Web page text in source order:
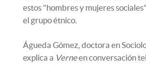
estos "hombres y mujeres
el grupo étnico.
Águeda Gómez, doctora en
explica a Verneen conversación